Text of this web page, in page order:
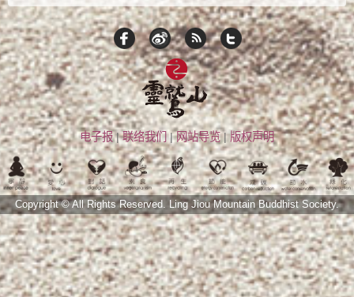
电子报|联络我们|网站导览|版权声明
Copyright © All Rights Reserved. Ling Jiou Mountain Buddhist Society.